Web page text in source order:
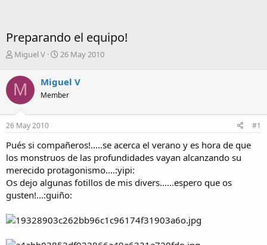
Preparando el equipo!
I
i
c
i
a
d
o
d
e
l
t
e
a
Miguel V
F
h
a
e
i
c
i
o
26 May 2010
M Miguel V
Member
26 May 2010 #1
Pués si compañeros!.....se acerca el verano y es hora de que
los monstruos de las profundidades vayan alcanzando su
merecido protagonismo....:yipi:
Os dejo algunas fotillos de mis divers......espero que os
gusten!...:guiño: